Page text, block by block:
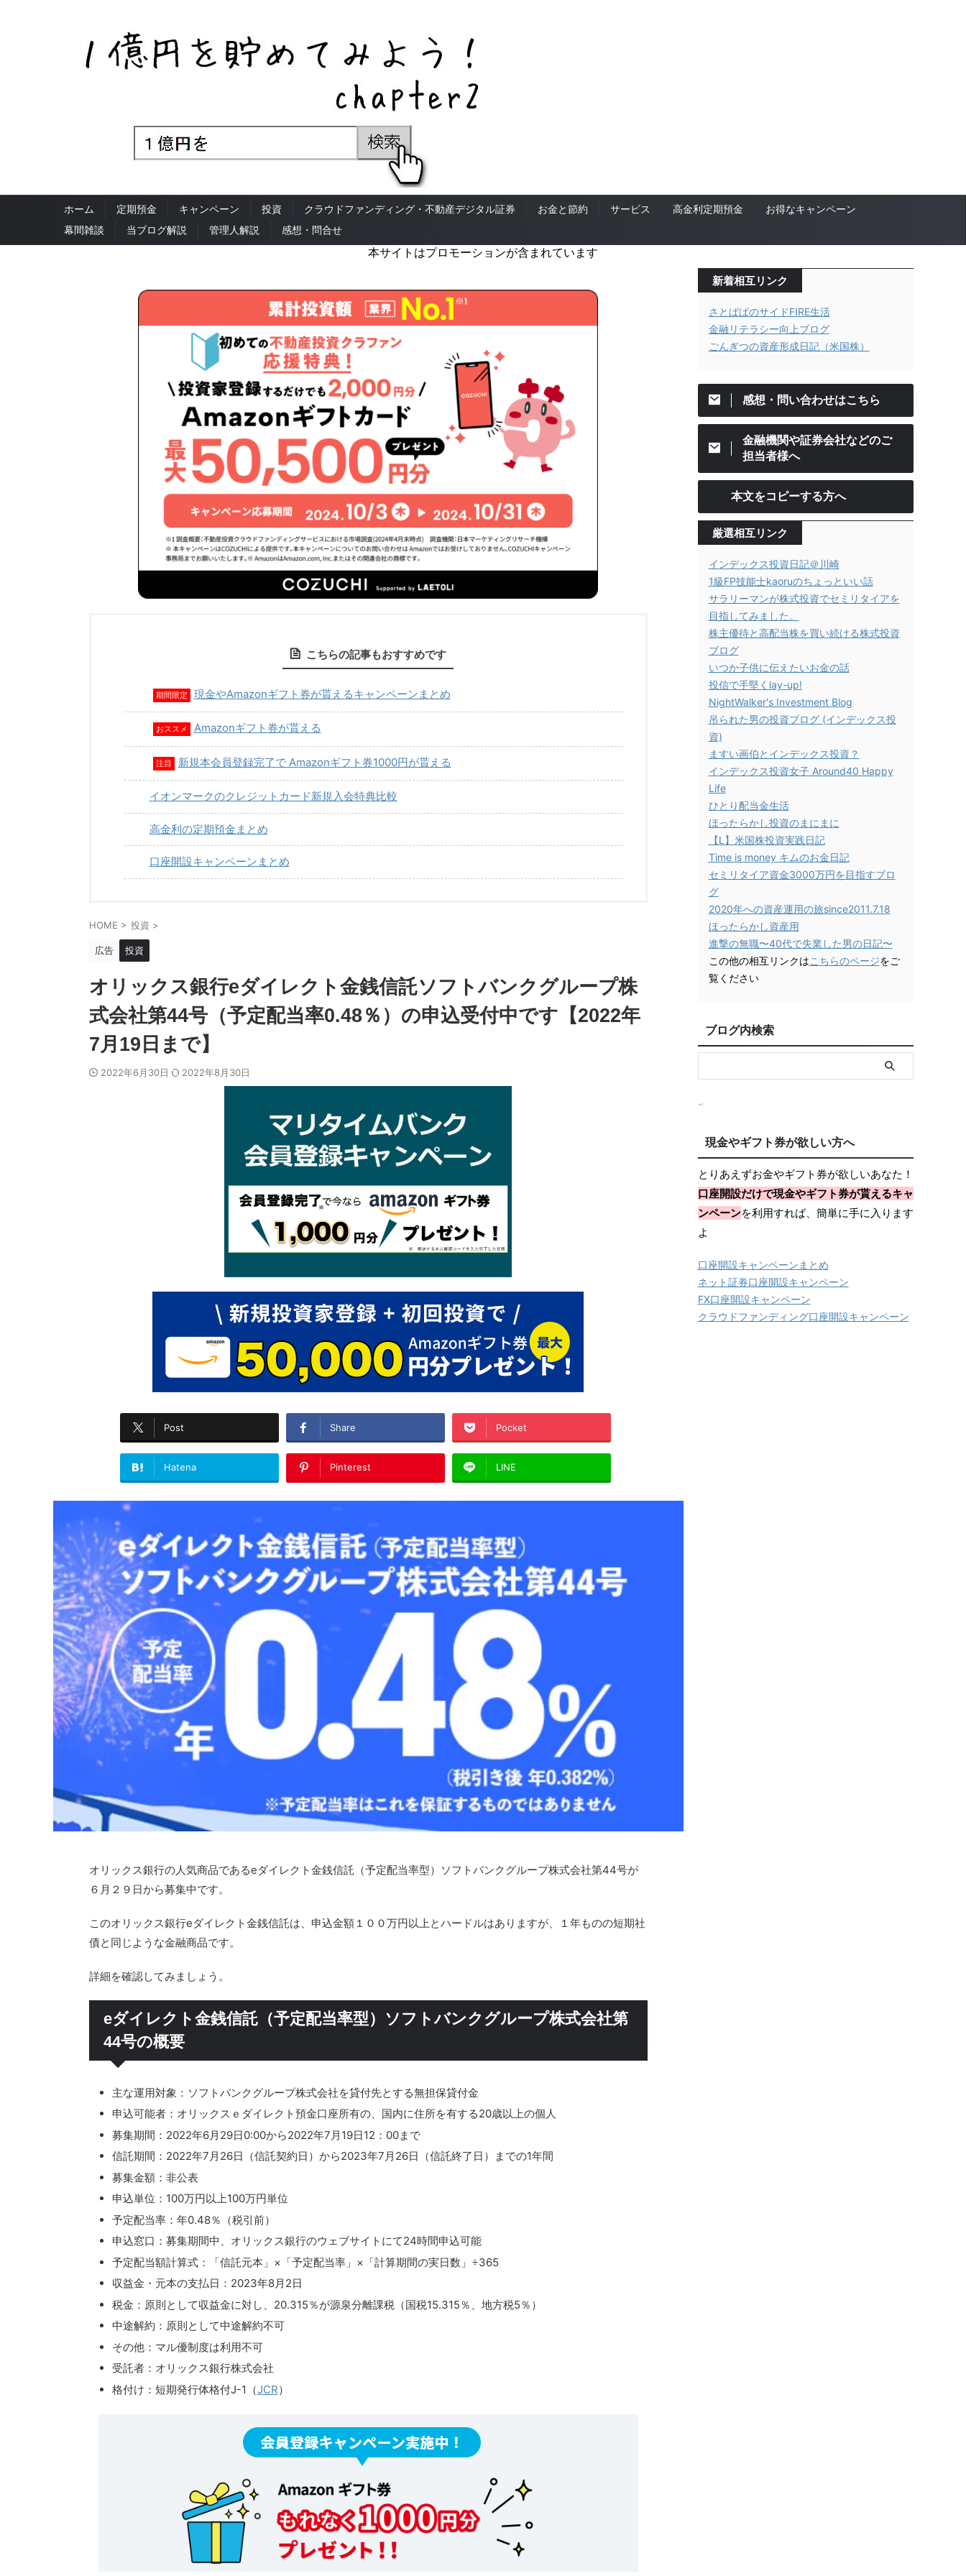
ホーム 定期預金 キャンペーン 投資 クラウドファンディング・不動産デジタル証券 お金と節約 サービス 高金利定期預金
お得なキャンペーン
幕間雑談
当ブログ解説 管理人解説 感想・問合せ
本サイトはプロモーションが含まれています
こちらの記事もおすすめです
期間限定 現金やAmazonギフト券が貰えるキャンペーンまとめ
おススメ Amazonギフト券が貰える
注目 新規本会員登録完了で Amazonギフト券1000円が貰える
イオンマークのクレジットカード新規入会特典比較
高金利の定期預金まとめ
口座開設キャンペーンまとめ
HOME > 投資 >
広告 投資
オリックス銀行eダイレクト金銭信託ソフトバンクグループ株
式会社第44号（予定配当率0.48％）の申込受付中です【2022年
7月19日まで】
2022年6月30日 2022年8月30日
Post Share Pocket
Hatena Pinterest LINE
オリックス銀行の人気商品であるeダイレクト金銭信託（予定配当率型）ソフトバンクグループ株式会社第44号が
６月２９日から募集中です。
このオリックス銀行eダイレクト金銭信託は、申込金額１００万円以上とハードルはありますが、１年ものの短期社
債と同じような金融商品です。
詳細を確認してみましょう。
eダイレクト金銭信託（予定配当率型）ソフトバンクグループ株式会社第
44号の概要
主な運用対象：ソフトバンクグループ株式会社を貸付先とする無担保貸付金
申込可能者：オリックスｅダイレクト預金口座所有の、国内に住所を有する20歳以上の個人
募集期間：2022年6月29日0:00から2022年7月19日12：00まで
信託期間：2022年7月26日（信託契約日）から2023年7月26日（信託終了日）までの1年間
募集金額：非公表
申込単位：100万円以上100万円単位
予定配当率：年0.48％（税引前）
申込窓口：募集期間中、オリックス銀行のウェブサイトにて24時間申込可能
予定配当額計算式：「信託元本」×「予定配当率」×「計算期間の実日数」÷365
収益金・元本の支払日：2023年8月2日
税金：原則として収益金に対し、20.315％が源泉分離課税（国税15.315％、地方税5％）
中途解約：原則として中途解約不可
その他：マル優制度は利用不可
受託者：オリックス銀行株式会社
格付け：短期発行体格付J-1（JCR）
新着相互リンク
さとぱぱのサイドFIRE生活
金融リテラシー向上ブログ
ごんぎつの資産形成日記（米国株）
感想・問い合わせはこちら
金融機関や証券会社などのご
担当者様へ
本文をコピーする方へ
厳選相互リンク
インデックス投資日記＠川崎
1級FP技能士kaoruのちょっといい話
サラリーマンが株式投資でセミリタイアを
目指してみました。
株主優待と高配当株を買い続ける株式投資
ブログ
いつか子供に伝えたいお金の話
投信で手堅くlay-up!
NightWalker's Investment Blog
吊られた男の投資ブログ (インデックス投
資)
ますい画伯とインデックス投資？
インデックス投資女子 Around40 Happy
Life
ひとり配当金生活
ほったらかし投資のまにまに
【L】米国株投資実践日記
Time is money キムのお金日記
セミリタイア資金3000万円を目指すブロ
グ
2020年への資産運用の旅since2011.7.18
ほったらかし資産用
進撃の無職〜40代で失業した男の日記〜
この他の相互リンクはこちらのページをご
覧ください
ブログ内検索
現金やギフト券が欲しい方へ
とりあえずお金やギフト券が欲しいあなた！
口座開設だけで現金やギフト券が貰えるキャ
ンペーンを利用すれば、簡単に手に入ります
よ
口座開設キャンペーンまとめ
ネット証券口座開設キャンペーン
FX口座開設キャンペーン
クラウドファンディング口座開設キャンペーン